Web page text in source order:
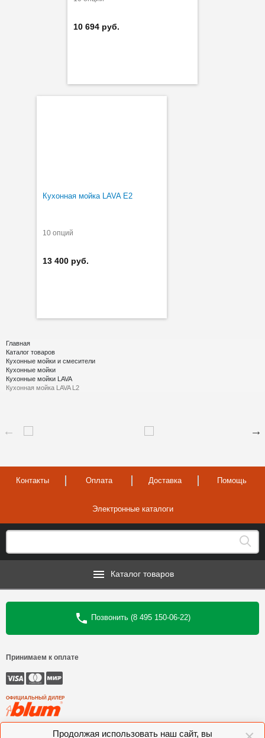
Продолжая использовать наш сайт, вы
10 694 руб.
Кухонная мойка LAVA E2
10 опций
13 400 руб.
Главная
Каталог товаров
Кухонные мойки и смесители
Кухонные мойки
Кухонные мойки LAVA
Кухонная мойка LAVA L2
Контакты Оплата Доставка Помощь
Электронные каталоги
Каталог товаров
Позвонить (8 495 150-06-22)
Принимаем к оплате
ОФИЦИАЛЬНЫЙ ДИЛЕР
Интеркомплект, 2006—2026